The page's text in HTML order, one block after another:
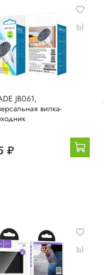
JB061,
вилка-
₽